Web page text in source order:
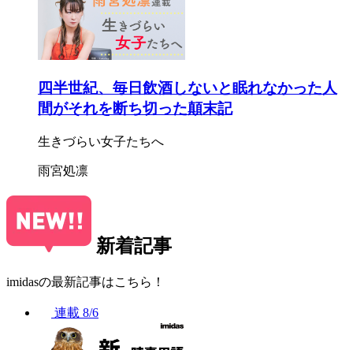
四半世紀、毎日飲酒しないと眠れなかった人
間がそれを断ち切った顛末記
生きづらい女子たちへ
雨宮処凛
新着記事
imidasの最新記事はこちら！
連載 8/6